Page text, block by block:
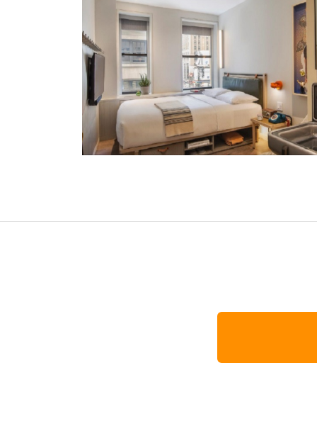
アメリカ・カナダ
中南米・カリブ海
モルディブ・他インド洋
太平洋地域
オセアニア
ハワイ
スウェー
ラトビア
スロヴェ
北マケド